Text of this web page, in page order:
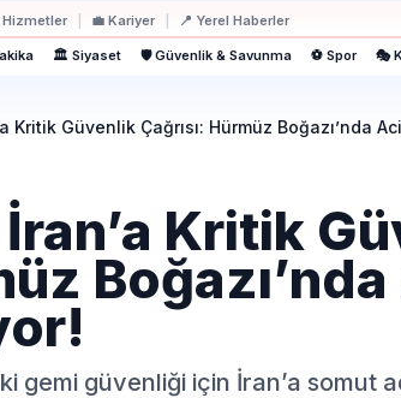
Hizmetler 💼 Kariyer 📍 Yerel Haberler
🏛️ Siyaset 🛡️ Güvenlik & Savunma ⚽ Spor 🎭
Kritik Güvenlik Çağrısı: Hürmüz Boğazı’nda
Kritik
gemi güvenliği için İran’a somut